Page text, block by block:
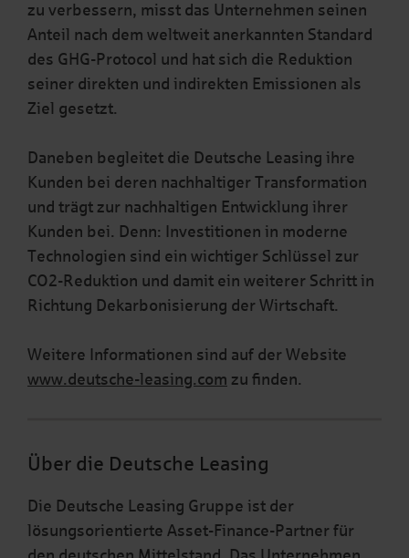
zu verbessern, misst das Unternehmen seinen
Anteil nach dem weltweit anerkannten Standard
des GHG-Protocol und hat sich die Reduktion
seiner direkten und indirekten Emissionen als
Ziel gesetzt.
Daneben begleitet die Deutsche Leasing ihre
Kunden bei deren nachhaltiger Transformation
und trägt zur nachhaltigen Entwicklung ihrer
Kunden bei. Denn: Investitionen in moderne
Technologien sind ein wichtiger Schlüssel zur
CO2-Reduktion und damit ein weiterer Schritt in
Richtung Dekarbonisierung der Wirtschaft.
Weitere Informationen sind auf der Website
www.deutsche-leasing.com zu finden.
Über die Deutsche Leasing
Die Deutsche Leasing Gruppe ist der
lösungsorientierte Asset-Finance-Partner für